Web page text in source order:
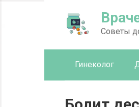
Советы
Гинеколог